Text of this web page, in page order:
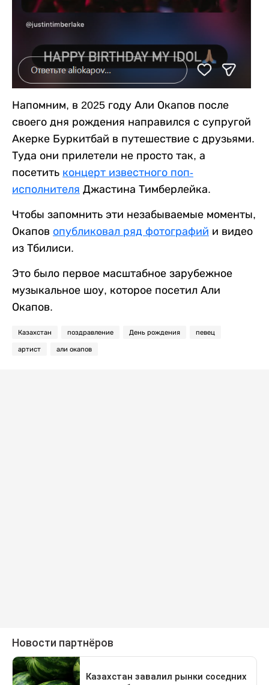
Напомним, в 2025 году Али Окапов после
своего дня рождения направился с супругой
Акерке Буркитбай в путешествие с друзьями.
Туда они прилетели не просто так, а
посетить концерт известного поп-
исполнителя Джастина Тимберлейка.
Чтобы запомнить эти незабываемые моменты,
Окапов опубликовал ряд фотографий и видео
из Тбилиси.
Это было первое масштабное зарубежное
музыкальное шоу, которое посетил Али
Окапов.
Казахстан поздравление День рождения певец
артист али окапов